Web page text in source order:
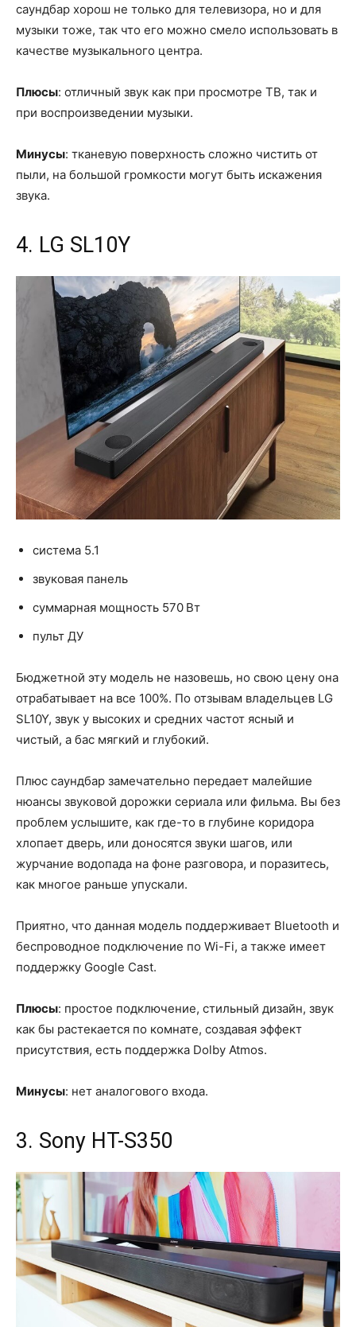
саундбар хорош не только для телевизора, но и для
музыки тоже, так что его можно смело использовать в
качестве музыкального центра.
Плюсы: отличный звук как при просмотре ТВ, так и
при воспроизведении музыки.
Минусы: тканевую поверхность сложно чистить от
пыли, на большой громкости могут быть искажения
звука.
4. LG SL10Y
система 5.1
звуковая панель
суммарная мощность 570 Вт
пульт ДУ
Бюджетной эту модель не назовешь, но свою цену она
отрабатывает на все 100%. По отзывам владельцев LG
SL10Y, звук у высоких и средних частот ясный и
чистый, а бас мягкий и глубокий.
Плюс саундбар замечательно передает малейшие
нюансы звуковой дорожки сериала или фильма. Вы без
проблем услышите, как где-то в глубине коридора
хлопает дверь, или доносятся звуки шагов, или
журчание водопада на фоне разговора, и поразитесь,
как многое раньше упускали.
Приятно, что данная модель поддерживает Bluetooth и
беспроводное подключение по Wi-Fi, а также имеет
поддержку Google Cast.
Плюсы: простое подключение, стильный дизайн, звук
как бы растекается по комнате, создавая эффект
присутствия, есть поддержка Dolby Atmos.
Минусы: нет аналогового входа.
3. Sony HT-S350